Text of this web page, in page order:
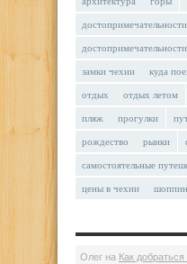
замки чехии куда
отдых отдых летом
пляж прогулки
рождество рынки
самостоятельные
цены в чехии
Олег на Как